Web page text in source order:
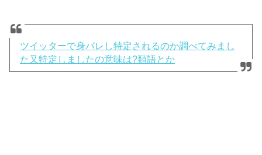
ツイッターで身バレし特定されるのか調べてみまし
た又特定しましたの意味は?類語とか